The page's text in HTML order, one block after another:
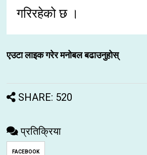
गरिरहेको छ ।
एउटा लाइक गरेर मनोबल बढाउनुहोस्
SHARE: 520
प्रतिक्रिया
FACEBOOK